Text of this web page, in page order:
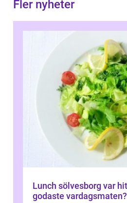
Fler nyheter
Lunch sölvesborg var hittar man den
godaste vardagsmaten?